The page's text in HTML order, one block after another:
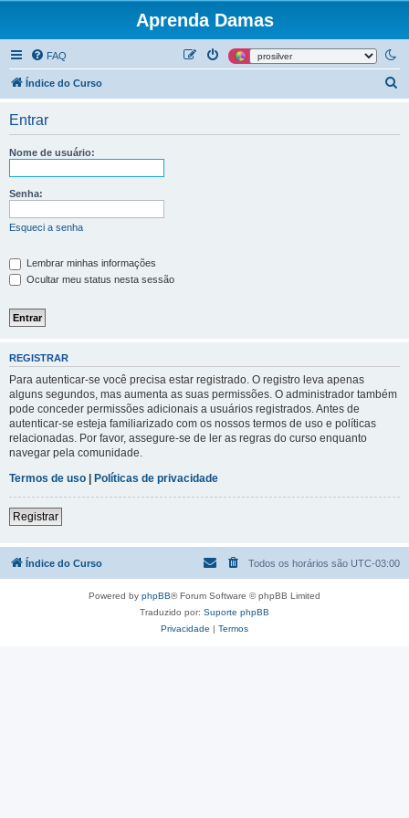
Aprenda Damas
FAQ
Índice do Curso
Entrar
Nome de usuário:
Senha:
Esqueci a senha
Lembrar minhas informações
Ocultar meu status nesta sessão
REGISTRAR
Para autenticar-se você precisa estar registrado. O registro leva apenas
alguns segundos, mas aumenta as suas permissões. O administrador também
pode conceder permissões adicionais a usuários registrados. Antes de
autenticar-se esteja familiarizado com os nossos termos de uso e políticas
relacionadas. Por favor, assegure-se de ler as regras do curso enquanto
navegar pela comunidade.
Termos de uso | Políticas de privacidade
Registrar
Índice do Curso Todos os horários são UTC-03:00
Powered by phpBB® Forum Software © phpBB Limited
Traduzido por: Suporte phpBB
Privacidade | Termos